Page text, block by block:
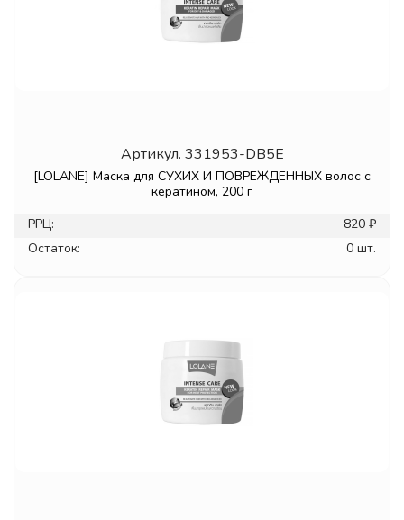
Артикул. 331953-DB5E
[LOLANE] Маска для СУХИХ И ПОВРЕЖДЕННЫХ волос с
кератином, 200 г
РРЦ:
820 ₽
Остаток:
0 шт.